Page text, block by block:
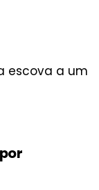
escova a um